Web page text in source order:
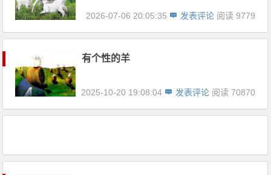
2026-07-06 20:05:35 发表评论 阅读 9779
有个性的羊
2025-10-20 19:08:04 发表评论 阅读 70870